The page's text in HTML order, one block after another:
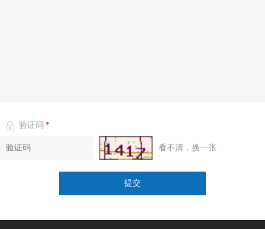
验证码 *
看不清，换一张